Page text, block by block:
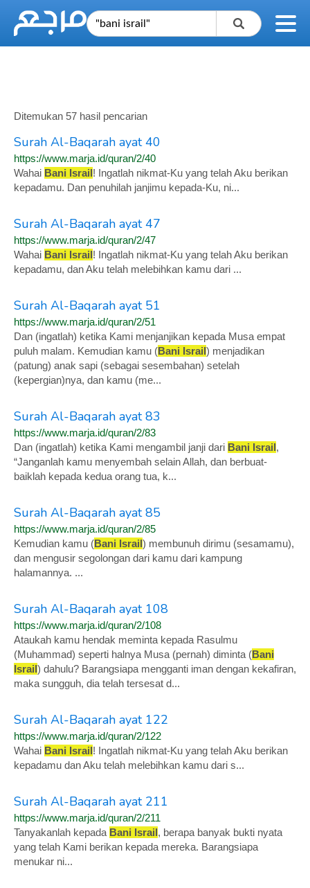
Ditemukan 57 hasil pencarian
Surah Al-Baqarah ayat 40
https://www.marja.id/quran/2/40
Wahai Bani Israil! Ingatlah nikmat-Ku yang telah Aku berikan
kepadamu. Dan penuhilah janjimu kepada-Ku, ni...
Surah Al-Baqarah ayat 47
https://www.marja.id/quran/2/47
Wahai Bani Israil! Ingatlah nikmat-Ku yang telah Aku berikan
kepadamu, dan Aku telah melebihkan kamu dari ...
Surah Al-Baqarah ayat 51
https://www.marja.id/quran/2/51
Dan (ingatlah) ketika Kami menjanjikan kepada Musa empat
puluh malam. Kemudian kamu (Bani Israil) menjadikan
(patung) anak sapi (sebagai sesembahan) setelah
(kepergian)nya, dan kamu (me...
Surah Al-Baqarah ayat 83
https://www.marja.id/quran/2/83
Dan (ingatlah) ketika Kami mengambil janji dari Bani Israil,
“Janganlah kamu menyembah selain Allah, dan berbuat-
baiklah kepada kedua orang tua, k...
Surah Al-Baqarah ayat 85
https://www.marja.id/quran/2/85
Kemudian kamu (Bani Israil) membunuh dirimu (sesamamu),
dan mengusir segolongan dari kamu dari kampung
halamannya. ...
Surah Al-Baqarah ayat 108
https://www.marja.id/quran/2/108
Ataukah kamu hendak meminta kepada Rasulmu
(Muhammad) seperti halnya Musa (pernah) diminta (Bani
Israil) dahulu? Barangsiapa mengganti iman dengan kekafiran,
maka sungguh, dia telah tersesat d...
Surah Al-Baqarah ayat 122
https://www.marja.id/quran/2/122
Wahai Bani Israil! Ingatlah nikmat-Ku yang telah Aku berikan
kepadamu dan Aku telah melebihkan kamu dari s...
Surah Al-Baqarah ayat 211
https://www.marja.id/quran/2/211
Tanyakanlah kepada Bani Israil, berapa banyak bukti nyata
yang telah Kami berikan kepada mereka. Barangsiapa
menukar ni...